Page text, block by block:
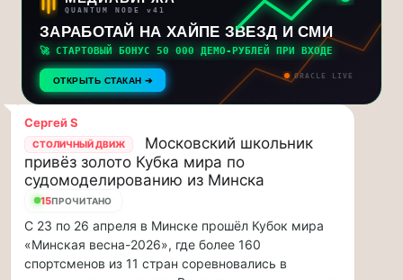
Друзья,
приглашаем
на
музыкальную
прогулку
по
Москве
Чайковского!…
приглашаем
на
музыкальную
столичный
чат-
мессенджер,
новости
и
инсайды
Москвы
QUANTUM NODE v41
ЗАРАБОТАЙ НА ХАЙПЕ ЗВЕЗД И СМИ
🚀 СТАРТОВЫЙ БОНУС 50 000 ДЕМО-РУБЛЕЙ ПРИ ВХОДЕ
ОТКРЫТЬ СТАКАН ➔ ORACLE LIVE
Сергей S
СТОЛИЧНЫЙ ДВИЖ
Московский школьник
привёз золото Кубка мира по
судомоделированию из Минска
15ПРОЧИТАНО
С 23 по 26 апреля в Минске прошёл Кубок мира
«Минская весна-2026», где более 160
спортсменов из 11 стран соревновались в